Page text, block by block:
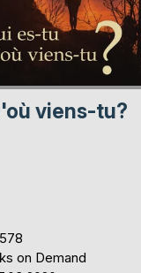
viens-tu?
on Demand